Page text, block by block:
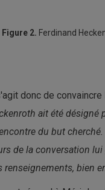
Figure 2. Ferdinand
donc de
ait été désigné
du but
de la conversation lui
renseignements, bien